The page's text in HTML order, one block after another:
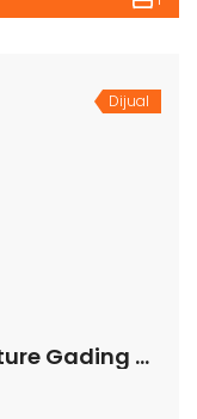
Dijual
Apartemen Midtown Signature Gading Serpong